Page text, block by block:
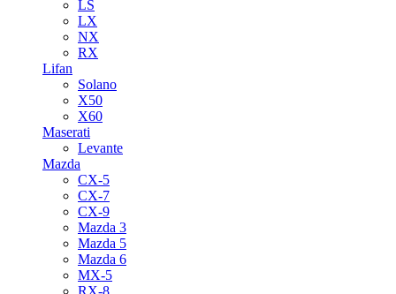
LS
LX
NX
RX
Lifan
Solano
X50
X60
Maserati
Levante
Mazda
CX-5
CX-7
CX-9
Mazda 3
Mazda 5
Mazda 6
MX-5
RX-8